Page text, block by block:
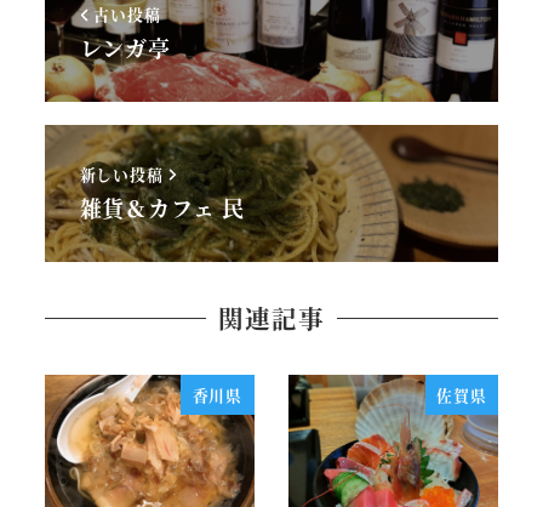
古い投稿
レンガ亭
新しい投稿
雑貨＆カフェ 民
関連記事
香川県 佐賀県